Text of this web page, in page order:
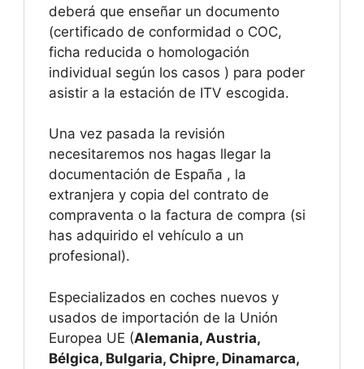
deberá que enseñar un documento
(certificado de conformidad o COC,
ficha reducida o homologación
individual según los casos ) para poder
asistir a la estación de ITV escogida.
Una vez pasada la revisión
necesitaremos nos hagas llegar la
documentación de España , la
extranjera y copia del contrato de
compraventa o la factura de compra (si
has adquirido el vehículo a un
profesional).
Especializados en coches nuevos y
usados de importación de la Unión
Europea UE (Alemania, Austria,
Bélgica, Bulgaria, Chipre, Dinamarca,